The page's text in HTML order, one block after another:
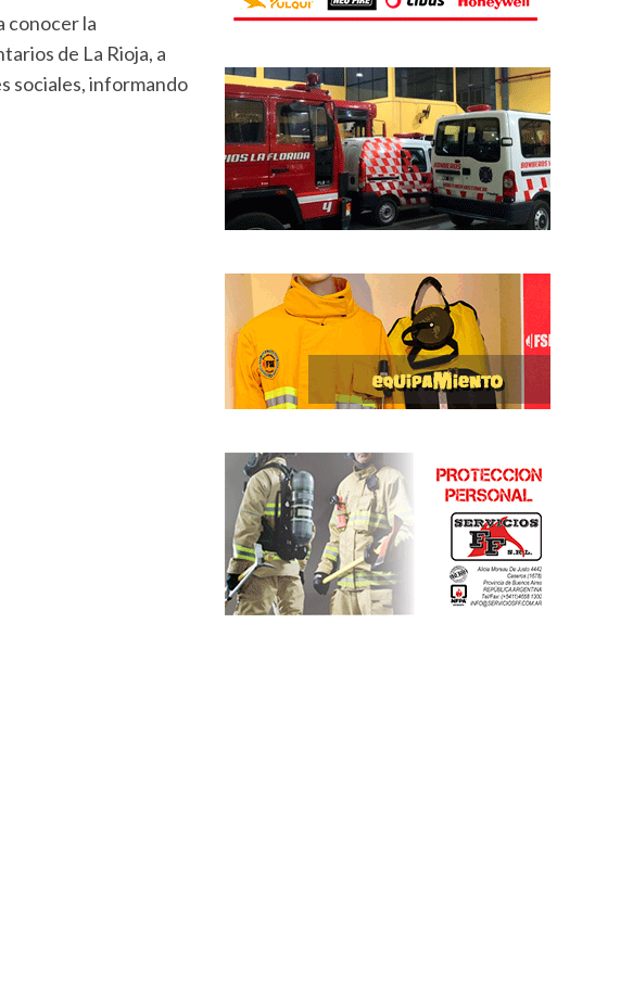
conocer la
de La Rioja, a
sociales, informando